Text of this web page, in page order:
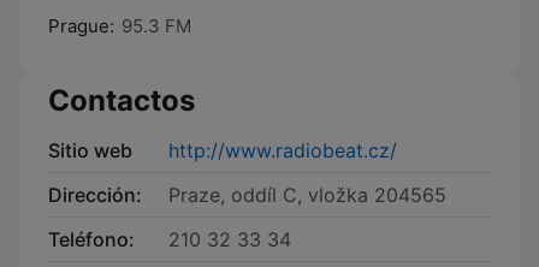
Prague: 95.3 FM
Contactos
Sitio web
http://www.radiobeat.cz/
Dirección:
Praze, oddíl C, vložka 204565
Teléfono:
210 32 33 34